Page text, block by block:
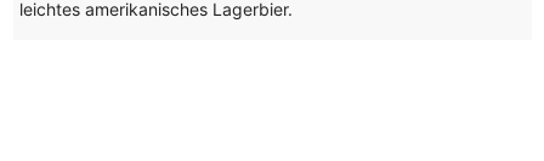
leichtes amerikanisches Lagerbier.